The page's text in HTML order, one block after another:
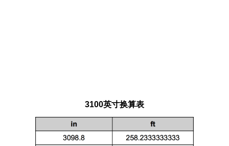
3100英寸换算表